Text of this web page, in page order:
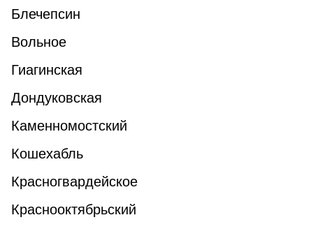
Блечепсин
Вольное
Гиагинская
Дондуковская
Каменномостский
Кошехабль
Красногвардейское
Краснооктябрьский